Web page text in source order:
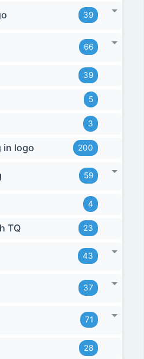
39
66
39
5
3
in logo 200
59
4
TQ 23
43
37
71
28